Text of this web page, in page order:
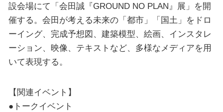
設会場にて「会田誠『GROUND NO PLAN』展」を開
催する。会田が考える未来の「都市」「国土」をドロ
ーイング、完成予想図、建築模型、絵画、インスタレ
ーション、映像、テキストなど、多様なメディアを用
いて表現する。
【関連イベント】
●トークイベント